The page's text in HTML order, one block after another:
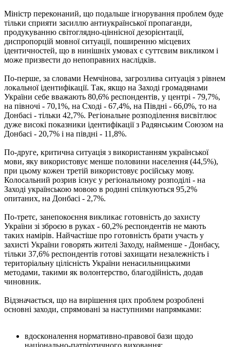
Міністр переконаний, що подальше ігнорування проблем буде
тільки сприяти засиллю антиукраїнської пропаганди,
продукуванню світоглядно-ціннісної дезорієнтації,
диспропорцій мовної ситуації, поширенню місцевих
ідентичностей, що в нинішніх умовах є суттєвим викликом і
може призвести до непоправних наслідків.
По-перше, за словами Немчінова, загрозлива ситуація з рівнем
локальної ідентифікації. Так, якщо на Заході громадянами
України себе вважають 80,6% респондентів, у центрі - 79,7%,
на півночі - 70,1%, на Сході - 67,4%, на Півдні - 66,0%, то на
Донбасі - тільки 42,7%. Регіональне розподілення висвітлює
дуже високі показники ідентифікації з Радянським Союзом на
Донбасі - 20,7% і на півдні - 11,8%.
По-друге, критична ситуація з використанням української
мови, яку використовує менше половини населення (44,5%),
при цьому кожен третій використовує російську мову.
Колосальний розрив існує у регіональному розподілі - на
Заході українською мовою в родині спілкуються 95,2%
опитаних, на Донбасі - 2,7%.
По-третє, занепокоєння викликає готовність до захисту
України зі зброєю в руках - 60,2% респондентів не мають
таких намірів. Найчастіше про готовність брати участь у
захисті України говорять жителі Заходу, найменше - Донбасу,
тільки 37,6% респондентів готові захищати незалежність і
територіальну цілісність України ненасильницькими
методами, такими як волонтерство, благодійність, додав
чиновник.
Відзначається, що на вирішення цих проблем розроблені
основні заходи, спрямовані за наступними напрямками:
вдосконалення нормативно-правової бази щодо
національно-патріотичного виховання;